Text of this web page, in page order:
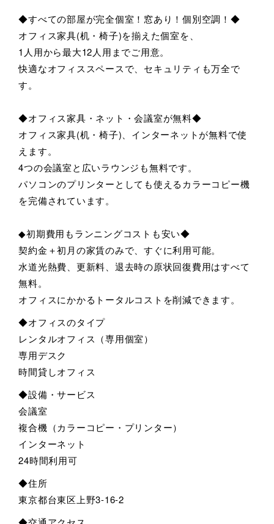
◆すべての部屋が完全個室！窓あり！個別空調！◆
オフィス家具(机・椅子)を揃えた個室を、
1人用から最大12人用までご用意。
快適なオフィススペースで、セキュリティも万全で
す。
◆オフィス家具・ネット・会議室が無料◆
オフィス家具(机・椅子)、インターネットが無料で使
えます。
4つの会議室と広いラウンジも無料です。
パソコンのプリンターとしても使えるカラーコピー機
を完備されています。
◆初期費用もランニングコストも安い◆
契約金＋初月の家賃のみで、すぐに利用可能。
水道光熱費、更新料、退去時の原状回復費用はすべて
無料。
オフィスにかかるトータルコストを削減できます。
◆オフィスのタイプ
レンタルオフィス（専用個室）
専用デスク
時間貸しオフィス
◆設備・サービス
会議室
複合機（カラーコピー・プリンター）
インターネット
24時間利用可
◆住所
東京都台東区上野3-16-2